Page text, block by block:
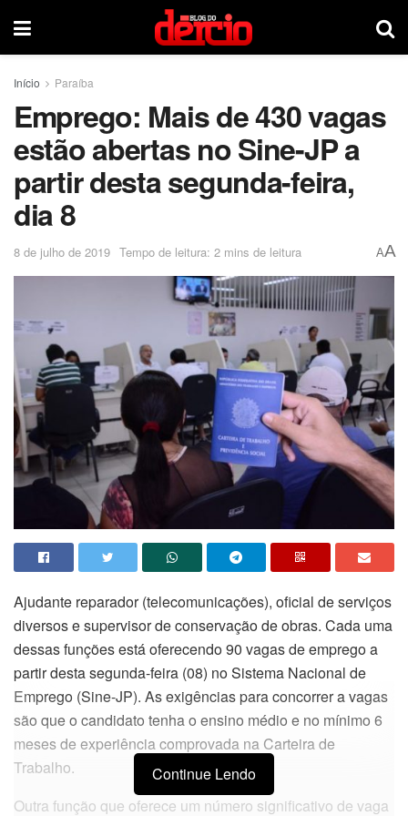
Início Paraíba
Emprego: Mais de 430 vagas
estão abertas no Sine-JP a
partir desta segunda-feira,
dia 8
8 de julho de 2019 Tempo de leitura: 2 mins de leitura AA
Ajudante reparador (telecomunicações), oficial de serviços
diversos e supervisor de conservação de obras. Cada uma
dessas funções está oferecendo 90 vagas de emprego a
partir desta segunda-feira (08) no Sistema Nacional de
Emprego (Sine-JP). As exigências para concorrer a vagas
são que o candidato tenha o ensino médio e no mínimo 6
meses de experiência comprovada na Carteira de
Trabalho.
Outra função que oferece um número significativo de vaga
Continue Lendo